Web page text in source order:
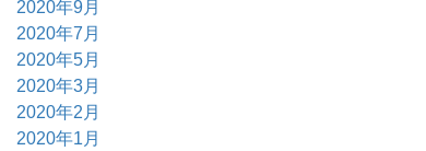
2020年9月
2020年7月
2020年5月
2020年3月
2020年2月
2020年1月